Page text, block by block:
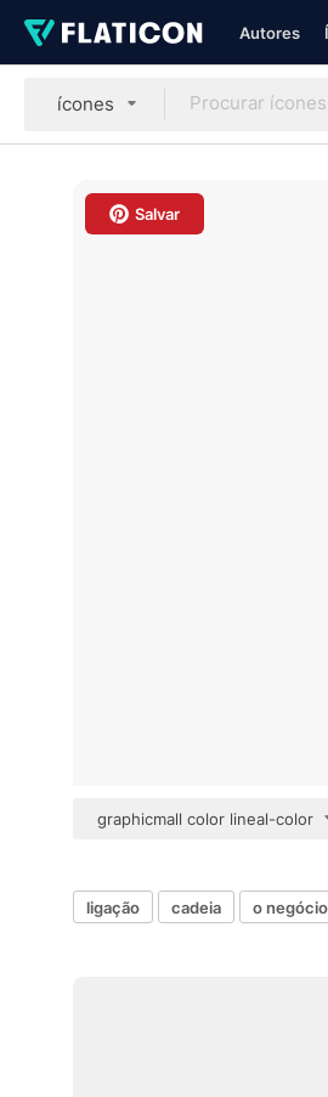
Autores
ícones
Salvar
graphicmall color lineal-color
ligação cadeia o negócio